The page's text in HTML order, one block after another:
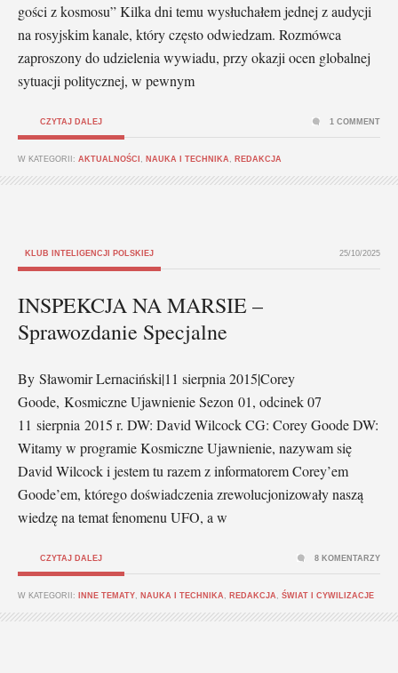
gości z kosmosu” Kilka dni temu wysłuchałem jednej z audycji
na rosyjskim kanale, który często odwiedzam. Rozmówca
zaproszony do udzielenia wywiadu, przy okazji ocen globalnej
sytuacji politycznej, w pewnym
CZYTAJ DALEJ
W KATEGORII: AKTUALNOŚCI NAUKA I TECHNIKA REDAKCJA
1 COMMENT
KLUB INTELIGENCJI POLSKIEJ 25/10/2025
INSPEKCJA NA MARSIE –
Sprawozdanie Specjalne
By Sławomir Lernaciński|11 sierpnia 2015|Corey
Goode, Kosmiczne Ujawnienie Sezon 01, odcinek 07
11 sierpnia 2015 r. DW: David Wilcock CG: Corey Goode DW:
Witamy w programie Kosmiczne Ujawnienie, nazywam się
David Wilcock i jestem tu razem z informatorem Corey’em
Goode’em, którego doświadczenia zrewolucjonizowały naszą
wiedzę na temat fenomenu UFO, a w
CZYTAJ DALEJ
W KATEGORII: INNE TEMATY NAUKA I TECHNIKA REDAKCJA ŚWIAT I CYWILIZACJE
8 KOMENTARZY